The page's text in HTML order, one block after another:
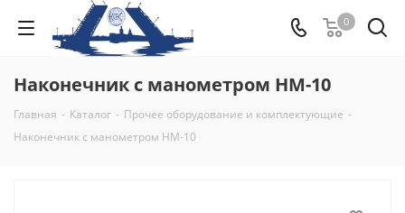
0
Наконечник с манометром НМ-10
Главная - Каталог - Прочее оборудование и комплектующие -
Наконечник с манометром НМ-10